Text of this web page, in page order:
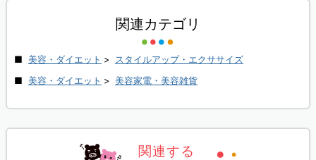
関連カテゴリ
美容・ダイエット >
スタイルアップ・エクササイズ
美容・ダイエット > 美容家電・美容雑貨
関連する